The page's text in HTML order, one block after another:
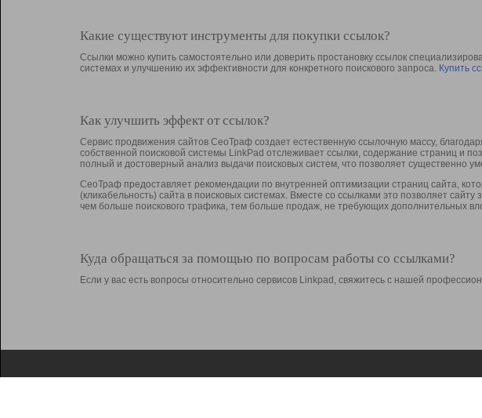
Какие существуют инструменты для покупки ссылок?
Ссылки можно купить самостоятельно или доверить простановку ссылок
системах и улучшению их эффективности для конкретного поискового запроса. Купить
Как улучшить эффект от ссылок?
Сервис продвижения сайтов СеоТраф создает естественную ссылочную массу,
собственной поисковой системы LinkPad отслеживает ссылки, содержание страниц и
полный и достоверный анализ выдачи поисковых систем, что позволяет существенно
СеоТраф предоставляет рекомендации по внутренней оптимизации страниц сайта,
(кликабельность) сайта в поисковых системах. Вместе со ссылками это позволяет
чем больше поискового трафика, тем больше продаж, не требующих дополнительных
Куда обращаться за помощью по вопросам работы со ссылками?
Если у вас есть вопросы относительно сервисов Linkpad, свяжитесь с нашей